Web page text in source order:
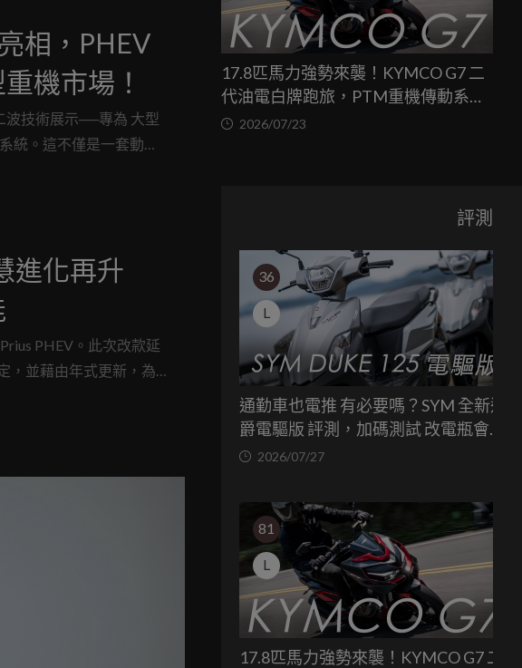
相，PHEV
機市場！
波技術展示──專為 大型
統。這不僅是一套動力
進化再升
PHEV。此次改款延
，並藉由年式更新，為
足多數人平均每次行
17.8匹馬力強勢來襲！KYMCO G7 二
代油電白牌跑旅，PTM重機傳動系統
與8公斤減重的操控饗宴
2026/07/23
評測
36
L
通勤車也電推 有必要嗎？SYM 全新迪
爵電驅版 評測，加碼測試 改電瓶會更
省油嗎？
2026/07/27
81
L
17.8匹馬力強勢來襲！KYMCO G7 二